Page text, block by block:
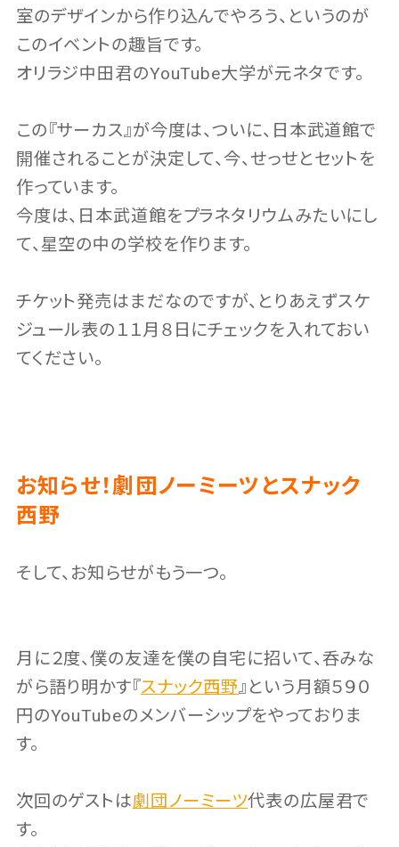
室のデザインから作り込んでやろう、というのが
このイベントの趣旨です。
オリラジ中田君のYouTube大学が元ネタです。
この『サーカス』が今度は、ついに、日本武道館で
開催されることが決定して、今、せっせとセットを
作っています。
今度は、日本武道館をプラネタリウムみたいにし
て、星空の中の学校を作ります。
チケット発売はまだなのですが、とりあえずスケ
ジュール表の１１月８日にチェックを入れておい
てください。
お知らせ！劇団ノーミーツとスナック
西野
そして、お知らせがもう一つ。
月に２度、僕の友達を僕の自宅に招いて、呑みな
がら語り明かす『スナック西野』という月額５９０
円のYouTubeのメンバーシップをやっておりま
す。
次回のゲストは劇団ノーミーツ代表の広屋君で
す。